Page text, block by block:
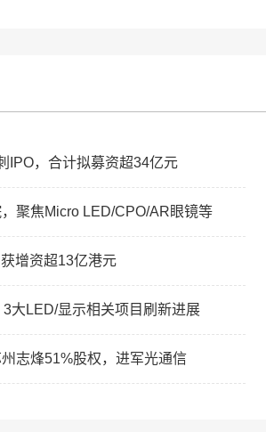
IPO，合计拟募资超34亿元
聚焦Micro LED/CPO/AR眼镜等
增资超13亿港元
大LED/显示相关项目刷新进展
志烽51%股权，进军光通信